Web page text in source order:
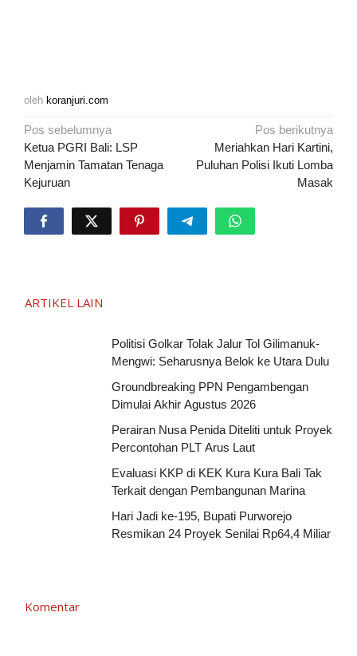
oleh koranjuri.com
Navigasi
pos
Pos sebelumnya
Ketua PGRI Bali: LSP
Menjamin Tamatan Tenaga
Kejuruan
Pos berikutnya
Meriahkan Hari Kartini,
Puluhan Polisi Ikuti Lomba
Masak
ARTIKEL LAIN
Politisi Golkar Tolak Jalur Tol Gilimanuk-
Mengwi: Seharusnya Belok ke Utara Dulu
Groundbreaking PPN Pengambengan
Dimulai Akhir Agustus 2026
Perairan Nusa Penida Diteliti untuk Proyek
Percontohan PLT Arus Laut
Evaluasi KKP di KEK Kura Kura Bali Tak
Terkait dengan Pembangunan Marina
Hari Jadi ke-195, Bupati Purworejo
Resmikan 24 Proyek Senilai Rp64,4 Miliar
Komentar